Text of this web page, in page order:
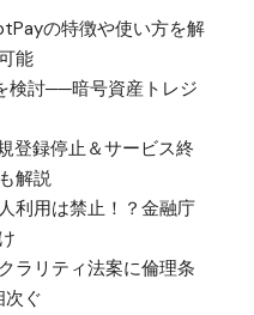
の特徴や使い方を解
能
検討──暗号資産トレジ
登録停止＆サービス終
解説
利用は禁止！？金融庁
ラリティ法案に倫理条
ぐ